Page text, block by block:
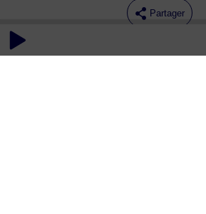
Partager
Commentaires